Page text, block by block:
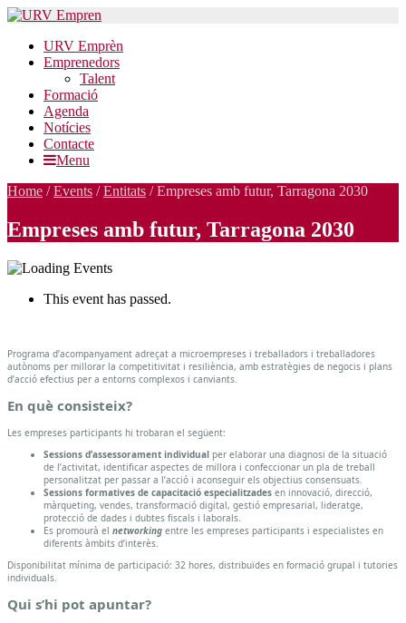
URV Emprèn
Emprenedors
Talent
Formació
Agenda
Notícies
Contacte
Menu
Home / Events / Entitats / Empreses amb futur, Tarragona 2030
Empreses amb futur, Tarragona 2030
This event has passed.
amb
futur,
Tarragona
2030
Programa d’acompanyament adreçat a microempreses i treballadors i treballadores
autònoms per millorar la competitivitat i resiliència, amb estratègies de negocis i plans
d’acció efectius per a entorns complexos i canviants.
En què consisteix?
Les empreses participants hi trobaran el següent:
Sessions d’assessorament individual per elaborar una diagnosi de la situació
de l’activitat, identificar aspectes de millora i confeccionar un pla de treball
personalitzat per passar a l’acció i aconseguir els objectius consensuats.
Sessions formatives de capacitació especialitzades en innovació, direcció,
màrqueting, vendes, transformació digital, gestió empresarial, lideratge,
protecció de dades i dubtes fiscals i laborals.
Es promourà el networking entre les empreses participants i especialistes en
diferents àmbits d’interès.
Disponibilitat mínima de participació: 32 hores, distribuïdes en formació grupal i tutories
individuals.
Qui s’hi pot apuntar?